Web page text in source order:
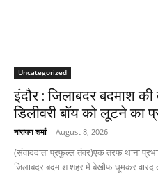
Uncategorized
इंदौर : जिलाबदर बदमाश
डिलीवरी बॉय को लूटने का
नारायण शर्मा - August 8, 2026
(संवाददाता प्रफुल्ल तंवर)एक तरफ थाना
जिलाबदर बदमाश शहर में बेखौफ घूमकर